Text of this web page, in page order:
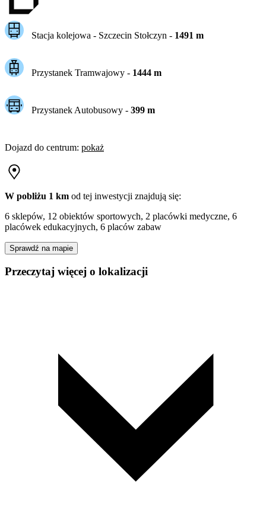
Stacja kolejowa - Szczecin Stołczyn - 1491 m
Przystanek Tramwajowy - 1444m
Przystanek Autobusowy - 399m
Dojazd do centrum: pokaż
W pobliżu 1 km od tej inwestycji znajdują się:
6 sklepów, 12 obiektów sportowych, 2 placówki medyczne, 6
placówek edukacyjnych, 6 placów zabaw
Sprawdź na mapie
Przeczytaj więcej o lokalizacji